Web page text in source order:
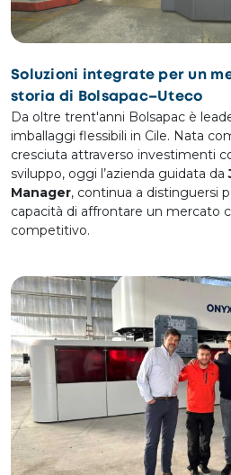
Soluzioni integrate per un
storia di Bolsapac–Uteco
Da oltre trent'anni Bolsapac è
imballaggi flessibili in Cile. Nata
cresciuta attraverso investimenti
sviluppo, oggi l’azienda guidata da
Manager, continua a distinguersi
capacità di affrontare un mercato
competitivo.